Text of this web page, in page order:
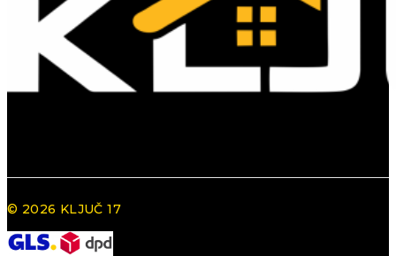
© 2026 KLJUČ 17